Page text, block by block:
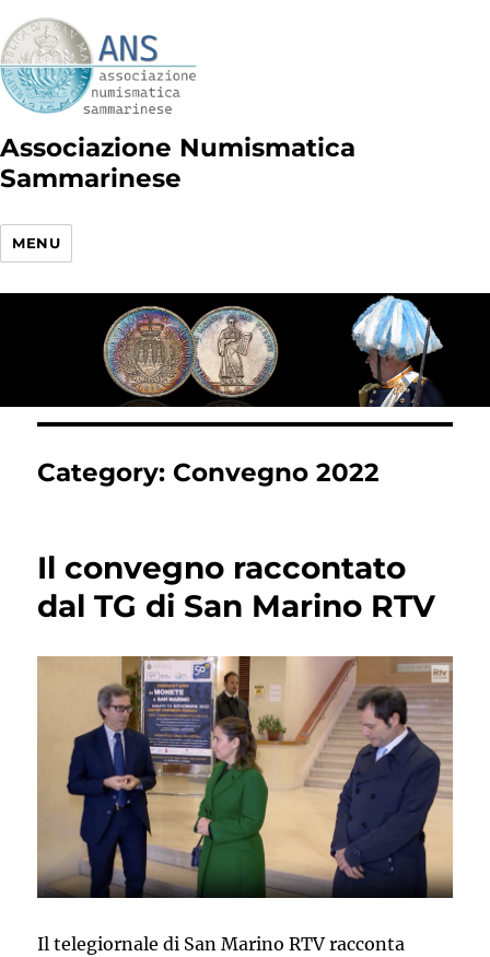
Associazione Numismatica
Sammarinese
MENU
Category: Convegno 2022
Il convegno raccontato
dal TG di San Marino RTV
Il telegiornale di San Marino RTV racconta